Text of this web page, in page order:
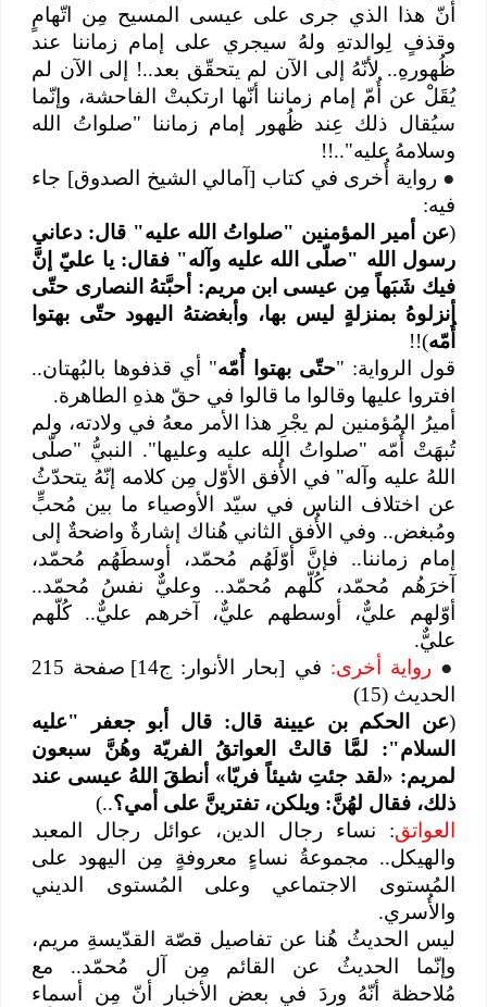
أنّ هذا الذي جرى على عيسى المسيح مِن اتّهامٍ
وقذفٍ لِوالدتهِ ولهُ سيجري على إمام زماننا عند
ظُهورهِ.. لأنّهُ إلى الآن لم يتحقّق بعد..! إلى الآن لم
يُقَلْ عن أُمّ إمام زماننا أنّها ارتكبتْ الفاحشة، وإنّما
سيُقال ذلك عِند ظُهور إمام زماننا "صلواتُ الله
وسلامهُ عليه"..!!
●رواية أُخرى في كتاب [آمالي الشيخ الصدوق] جاء
فيه:
عن أمير المؤمنين "صلواتُ الله عليه" قال: دعاني
رسول الله "صلّى الله عليه وآله" فقال: يا عليّ إنَّ
فيك شَبَهاً مِن عيسى ابن مريم: أحبَّتهُ النصارى حتّى
أنزلوهُ بمنزلةٍ ليس بها، وأبغضتهُ اليهود حتّى بهتوا
أُمّه)!!
قول الرواية: "حتّى بهتوا أُمّه" أي قذفوها بالبُهتان..
افتروا عليها وقالوا ما قالوا في حقّ هذهِ الطاهرة.
أميرُ المُؤمنين لم يجْرِ هذا الأمر معهُ في ولادته، ولم
تُبهَتْ أُمّه "صلواتُ الله عليه وعليها". النبيُّ "صلّى
اللهُ عليه وآله" في الأُفق الأوّل مِن كلامه إنّهُ يتحدّثُ
عن اختلاف الناس في سيّد الأوصياء ما بين مُحبٍّ
ومُبغض.. وفي الأُفق الثاني هُناك إشارةٌ واضحةٌ إلى
إمام زماننا.. فإنَّ أوّلَهُم مُحمّد، أوسطَهُم مُحمّد،
آخرَهُم مُحمّد، كُلّهم مُحمّد.. وعليٌّ نفسُ مُحمّد..
أوّلهم عليٌّ، أوسطهم عليٌّ، آخرهم عليٌّ.. كُلّهم
عليٌّ.
●
رواية أخرى:
في [بحار الأنوار: ج14] صفحة 215
الحديث (15)
عن الحكم بن عيينة قال: قال أبو جعفر "عليه
السلام": لمَّا قالتْ العواتقُ الفريّة وهُنَّ سبعون
لمريم: «لقد جئتِ شيئاً فريّا» أنطقَ اللهُ عيسى عند
ذلك، فقال لهُنَّ: ويلكن، تفترينَّ على أمي؟..)
العواتق: نساء رجال الدين، عوائل رجال المعبد
والهيكل.. مجموعةُ نساءٍ معروفةٍ مِن اليهود على
المُستوى الاجتماعي وعلى المُستوى الديني
والأُسري.
ليس الحديثُ هُنا عن تفاصيل قصّة القدّيسةِ مريم،
وإنّما الحديثُ عن القائم مِن آل مُحمّد.. مع
مُلاحظة أنّهُ وردَ في بعض الأخبار أنّ مِن أسماء